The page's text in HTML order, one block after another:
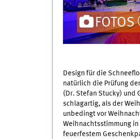
FOTOS
Design für die
natürlich die Prüfung
(Dr. Stefan Stucky) und
schlagartig, als der
unbedingt vor
Weihnachtsstimmung
feuerfestem